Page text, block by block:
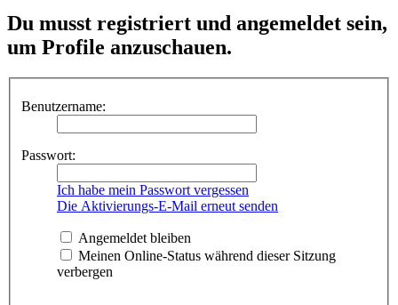
Du musst registriert und angemeldet sein,
um Profile anzuschauen.
Benutzername:
Passwort:
Ich habe mein Passwort vergessen
Die Aktivierungs-E-Mail erneut senden
Angemeldet bleiben
Meinen Online-Status während dieser Sitzung
verbergen